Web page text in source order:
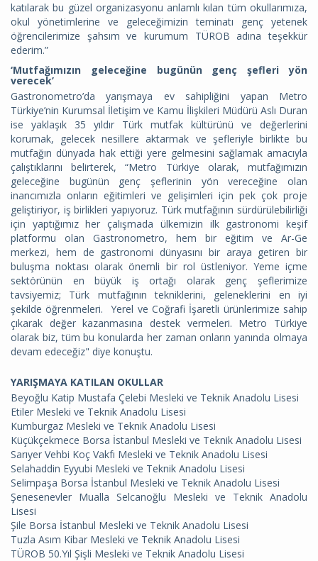
katılarak bu güzel organizasyonu anlamlı kılan tüm okullarımıza,
okul yönetimlerine ve geleceğimizin teminatı genç yetenek
öğrencilerimize şahsım ve kurumum TÜROB adına teşekkür
ederim.”
‘Mutfağımızın geleceğine bugünün genç şefleri yön
verecek’
Gastronometro’da yarışmaya ev sahipliğini yapan Metro
Türkiye’nin Kurumsal İletişim ve Kamu İlişkileri Müdürü Aslı Duran
ise yaklaşık 35 yıldır Türk mutfak kültürünü ve değerlerini
korumak, gelecek nesillere aktarmak ve şefleriyle birlikte bu
mutfağın dünyada hak ettiği yere gelmesini sağlamak amacıyla
çalıştıklarını belirterek, “Metro Türkiye olarak, mutfağımızın
geleceğine bugünün genç şeflerinin yön vereceğine olan
inancımızla onların eğitimleri ve gelişimleri için pek çok proje
geliştiriyor, iş birlikleri yapıyoruz. Türk mutfağının sürdürülebilirliği
için yaptığımız her çalışmada ülkemizin ilk gastronomi keşif
platformu olan Gastronometro, hem bir eğitim ve Ar-Ge
merkezi, hem de gastronomi dünyasını bir araya getiren bir
buluşma noktası olarak önemli bir rol üstleniyor. Yeme içme
sektörünün en büyük iş ortağı olarak genç şeflerimize
tavsiyemiz; Türk mutfağının tekniklerini, geleneklerini en iyi
şekilde öğrenmeleri. Yerel ve Coğrafi İşaretli ürünlerimize sahip
çıkarak değer kazanmasına destek vermeleri. Metro Türkiye
olarak biz, tüm bu konularda her zaman onların yanında olmaya
devam edeceğiz" diye konuştu.
YARIŞMAYA KATILAN OKULLAR
Beyoğlu Katip Mustafa Çelebi Mesleki ve Teknik Anadolu Lisesi
Etiler Mesleki ve Teknik Anadolu Lisesi
Kumburgaz Mesleki ve Teknik Anadolu Lisesi
Küçükçekmece Borsa İstanbul Mesleki ve Teknik Anadolu Lisesi
Sarıyer Vehbi Koç Vakfı Mesleki ve Teknik Anadolu Lisesi
Selahaddin Eyyubi Mesleki ve Teknik Anadolu Lisesi
Selimpaşa Borsa İstanbul Mesleki ve Teknik Anadolu Lisesi
Şenesenevler Mualla Selcanoğlu Mesleki ve Teknik Anadolu
Lisesi
Şile Borsa İstanbul Mesleki ve Teknik Anadolu Lisesi
Tuzla Asım Kibar Mesleki ve Teknik Anadolu Lisesi
TÜROB 50.Yıl Şişli Mesleki ve Teknik Anadolu Lisesi